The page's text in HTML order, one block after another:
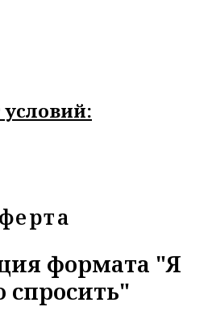
формата "Я
спросить"